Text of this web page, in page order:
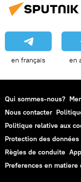
en français en
Qui sommes-nous?
Nous contacter
Politique relative aux
Protection des données
Règles de conduite
Preferences en matiere